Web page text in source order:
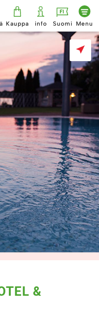
Siirry
sisältöön
Kauppa info Suomi Menu
&